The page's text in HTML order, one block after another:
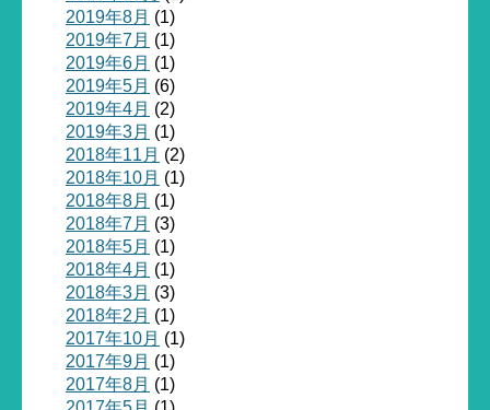
2019年8月 (1)
2019年7月 (1)
2019年6月 (1)
2019年5月 (6)
2019年4月 (2)
2019年3月 (1)
2018年11月 (2)
2018年10月 (1)
2018年8月 (1)
2018年7月 (3)
2018年5月 (1)
2018年4月 (1)
2018年3月 (3)
2018年2月 (1)
2017年10月 (1)
2017年9月 (1)
2017年8月 (1)